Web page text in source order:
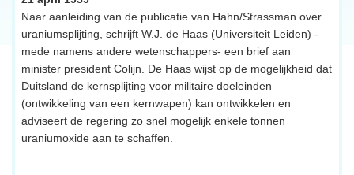
Naar aanleiding van de publicatie van Hahn/Strassman over
uraniumsplijting, schrijft W.J. de Haas (Universiteit Leiden) -
mede namens andere wetenschappers- een brief aan
minister president Colijn. De Haas wijst op de mogelijkheid dat
Duitsland de kernsplijting voor militaire doeleinden
(ontwikkeling van een kernwapen) kan ontwikkelen en
adviseert de regering zo snel mogelijk enkele tonnen
uraniumoxide aan te schaffen.